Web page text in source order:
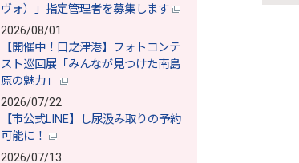
ヴォ）」指定管理者を募集します
2026/08/01
【開催中！口之津港】フォトコンテ
スト巡回展「みんなが見つけた南島
原の魅力」
2026/07/22
【市公式LINE】し尿汲み取りの予約
可能に！
2026/07/13